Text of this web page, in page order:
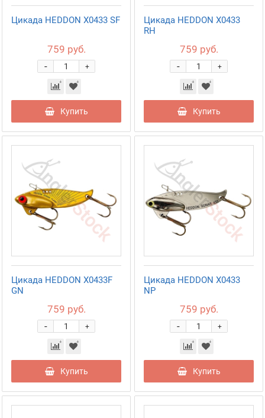
Цикада HEDDON X0433 SF
759 руб.
+
-
Купить
Цикада HEDDON X0433
RH
759 руб.
+
-
Купить
Цикада HEDDON X0433F
GN
759 руб.
+
-
Купить
Цикада HEDDON X0433
NP
759 руб.
+
-
Купить